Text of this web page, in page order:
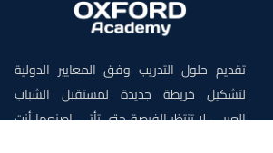
تقديم حلول التدريب وفق المعايير الدولية
لتشكيل خريطة جديدة لمستقبل الشباب
العربي، لا تنتظر الفرصة حتى تأتي، اصنعها أنت